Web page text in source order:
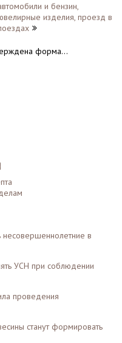
и бензин,
изделия, проезд в
форма…
в
УСН при соблюдении
проведения
станут формировать